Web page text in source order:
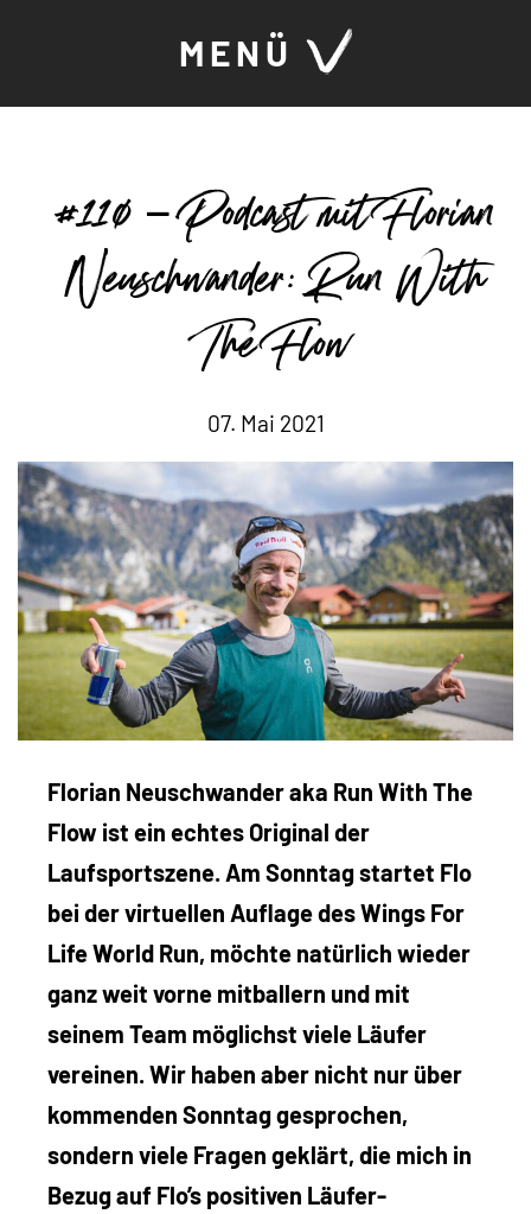
MENÜ
#110 – Podcast mit Florian
Neuschwander: Run With
The Flow
07. Mai 2021
Florian Neuschwander aka Run With The
Flow ist ein echtes Original der
Laufsportszene. Am Sonntag startet Flo
bei der virtuellen Auflage des Wings For
Life World Run, möchte natürlich wieder
ganz weit vorne mitballern und mit
seinem Team möglichst viele Läufer
vereinen. Wir haben aber nicht nur über
kommenden Sonntag gesprochen,
sondern viele Fragen geklärt, die mich in
Bezug auf Flo’s positiven Läufer-